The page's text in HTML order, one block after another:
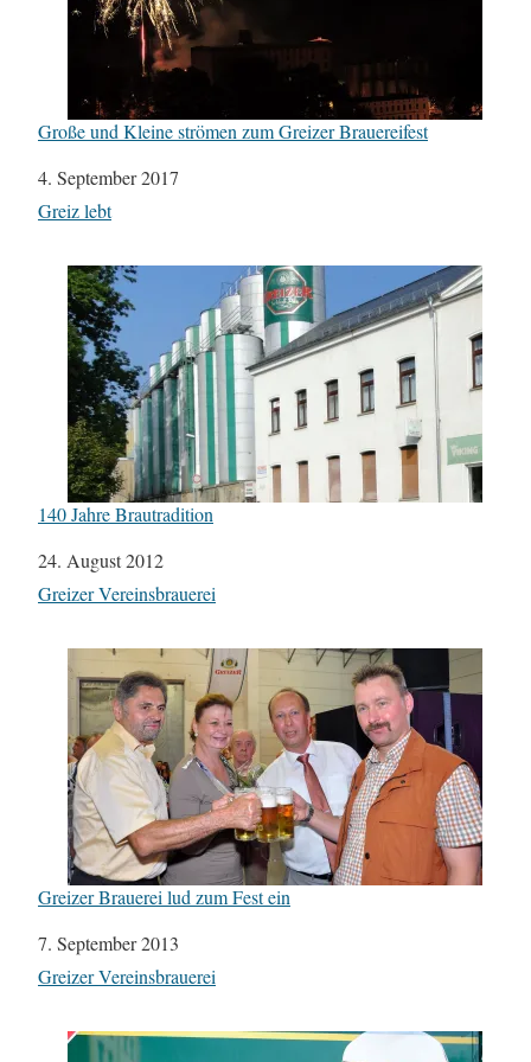
Große und Kleine strömen zum Greizer Brauereifest
Datum
4. September 2017
In Bezug auf
Greiz lebt
140 Jahre Brautradition
Datum
24. August 2012
In Bezug auf
Greizer Vereinsbrauerei
Greizer Brauerei lud zum Fest ein
Datum
7. September 2013
In Bezug auf
Greizer Vereinsbrauerei